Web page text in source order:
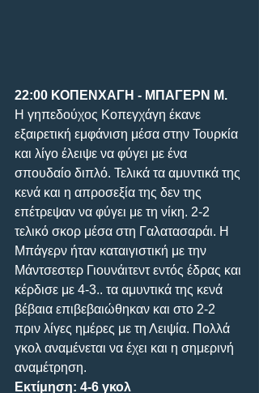
22:00 ΚΟΠΕΝΧΑΓΗ - ΜΠΑΓΕΡΝ Μ.
Η γηπεδούχος Κοπεγχάγη έκανε
εξαιρετική εμφάνιση μέσα στην Τουρκία
και λίγο έλειψε να φύγει με ένα
σπουδαίο διπλό. Τελικά τα αμυντικά της
κενά και η απροσεξία της δεν της
επέτρεψαν να φύγει με τη νίκη. 2-2
τελικό σκορ μέσα στη Γαλατασαράι. Η
Μπάγερν ήταν καταιγιστική με την
Μάντσεστερ Γιουνάιτεντ εντός έδρας και
κέρδισε με 4-3.. τα αμυντικά της κενά
βέβαια επιβεβαιώθηκαν και στο 2-2
πριν λίγες ημέρες με τη Λειψία. Πολλά
γκολ αναμένεται να έχει και η σημερινή
αναμέτρηση.
Εκτίμηση: 4-6 γκολ